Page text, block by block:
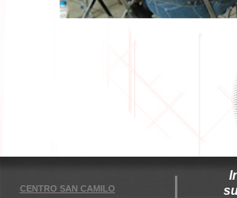
CENTRO SAN CAMILO